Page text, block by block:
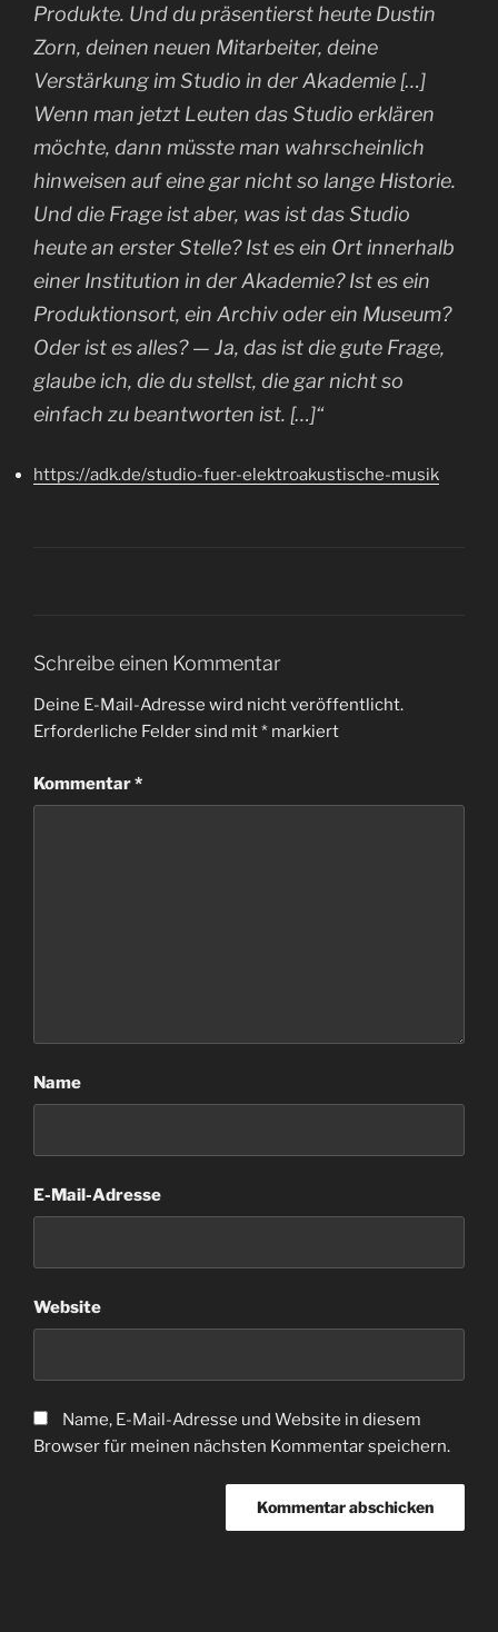
Produkte. Und du präsentierst heute Dustin
Zorn, deinen neuen Mitarbeiter, deine
Verstärkung im Studio in der Akademie […]
Wenn man jetzt Leuten das Studio erklären
möchte, dann müsste man wahrscheinlich
hinweisen auf eine gar nicht so lange Historie.
Und die Frage ist aber, was ist das Studio
heute an erster Stelle? Ist es ein Ort innerhalb
einer Institution in der Akademie? Ist es ein
Produktionsort, ein Archiv oder ein Museum?
Oder ist es alles? — Ja, das ist die gute Frage,
glaube ich, die du stellst, die gar nicht so
einfach zu beantworten ist. […]“
https://adk.de/studio-fuer-elektroakustische-musik
Schreibe einen Kommentar
Deine E-Mail-Adresse wird nicht veröffentlicht.
Erforderliche Felder sind mit* markiert
Kommentar*
Name
E-Mail-Adresse
Website
Name, E-Mail-Adresse und Website in diesem
Browser für meinen nächsten Kommentar speichern.